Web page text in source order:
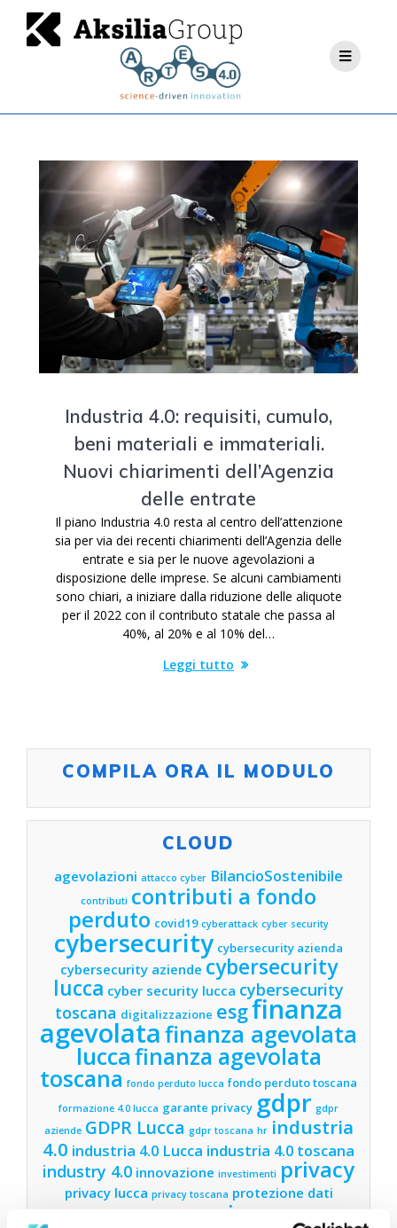
Industria 4.0: requisiti, cumulo,
beni materiali e immateriali.
Nuovi chiarimenti dell’Agenzia
delle entrate
Il piano Industria 4.0 resta al centro dell’attenzione
sia per via dei recenti chiarimenti dell’Agenzia delle
entrate e sia per le nuove agevolazioni a
disposizione delle imprese. Se alcuni cambiamenti
sono chiari, a iniziare dalla riduzione delle aliquote
per il 2022 con il contributo statale che passa al
40%, al 20% e al 10% del…
Leggi tutto
COMPILA ORA IL MODULO
CLOUD
agevolazioni attacco cyber BilancioSostenibile
contributi contributi a fondo
perduto covid19 cyberattack cyber security
cybersecurity cybersecurity azienda
cybersecurity aziende cybersecurity
lucca cyber security lucca cybersecurity
toscana digitalizzazione esgfinanza
agevolatafinanza agevolata
luccafinanza agevolata
toscana fondo perduto lucca fondo perduto toscana
formazione 4.0 lucca garante privacy gdpr gdpr
aziende GDPR Lucca gdpr toscana hr industria
4.0 industria 4.0 Lucca industria 4.0 toscana
industry 4.0 innovazione investimenti privacy
privacy lucca privacy toscana protezione dati
sicurezza